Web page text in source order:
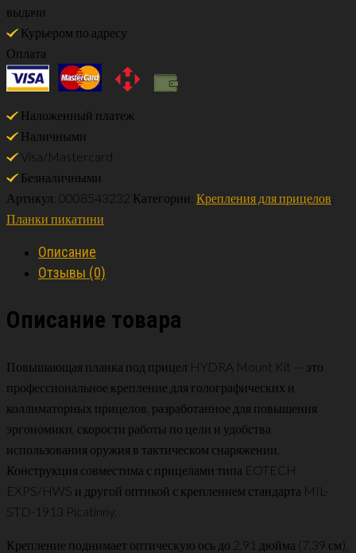
выдачи
Курьером по адресу
Оплата
Наложенный платеж
Наличными
Visa/Mastercard
Безналичными
Артикул: 0008543232 Категории: Крепления для прицелов
Планки пикатини
Описание
Отзывы (0)
Описание товара
Повышающая планка под прицел HYDRA Mount Kit — это
профессиональное крепление для голографических и
коллиматорных прицелов, разработанное для повышения
эргономики, скорости работы по цели и удобства
использования оружия в тактическом снаряжении.
Конструкция совместима с прицелами типа EOTECH
EXPS/HWS и другой оптикой с креплением стандарта MIL-
STD-1913 Picatinny.
Крепление поднимает оптическую ось до 2,91 дюйма (7,39 см),